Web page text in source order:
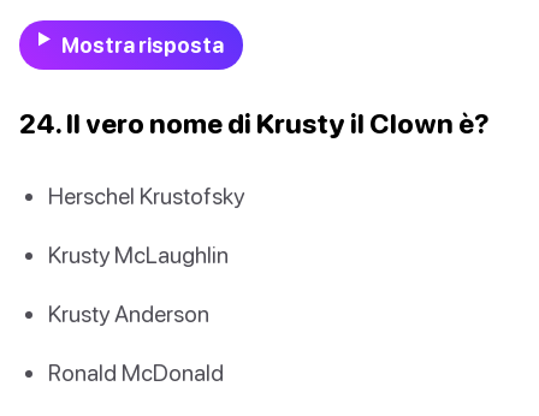
Mostra risposta
24. Il vero nome di Krusty il Clown è?
Herschel Krustofsky
Krusty McLaughlin
Krusty Anderson
Ronald McDonald